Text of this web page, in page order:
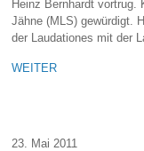
Heinz Bernhardt vortrug.
Jähne (MLS) gewürdigt.
der Laudationes mit der
WEITER
23. Mai 2011